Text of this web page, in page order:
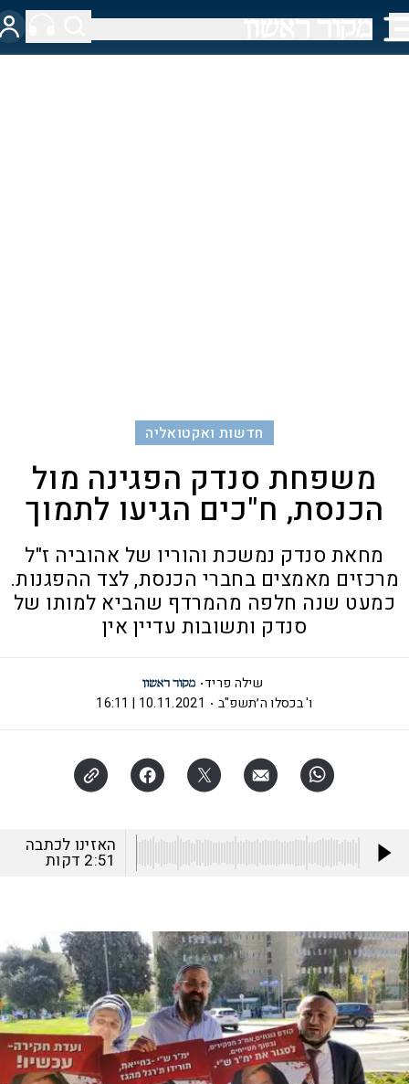
חדשות ואקטואליה
משפחת סנדק הפגינה מול
הכנסת, ח"כים הגיעו לתמוך
מחאת סנדק נמשכת והוריו של אהוביה ז"ל
מרכזים מאמצים בחברי הכנסת, לצד ההפגנות.
כמעט שנה חלפה מהמרדף שהביא למותו של
סנדק ותשובות עדיין אין
שילה פריד
ו' בכסלו ה׳תשפ"ב
10.11.2021 | 16:11
האזינו לכתבה
2:51 דקות